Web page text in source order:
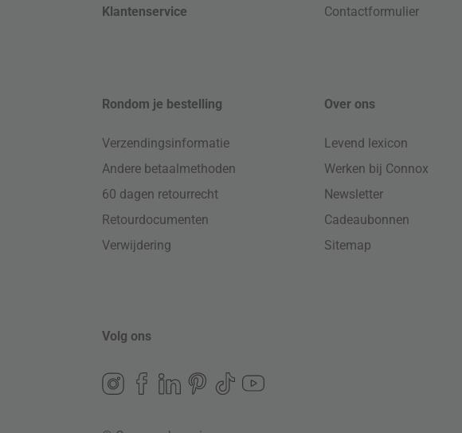
Klantenservice Contactformulier
Rondom je bestelling
Verzendingsinformatie
Andere betaalmethoden
60 dagen retourrecht
Retourdocumenten
Verwijdering
Over ons
Levend lexicon
Werken bij Connox
Newsletter
Cadeaubonnen
Sitemap
Volg ons